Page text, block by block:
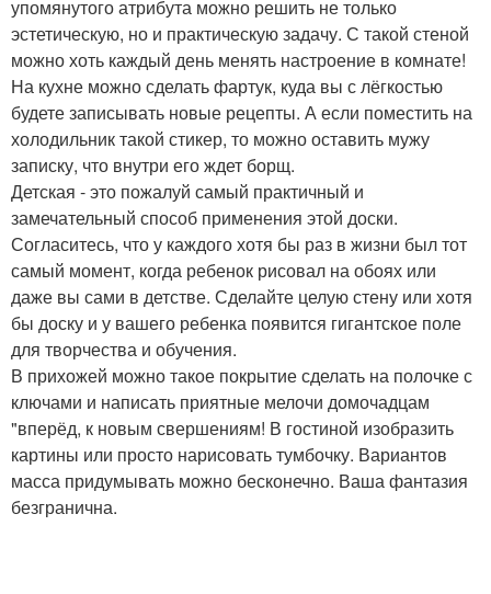
упомянутого атрибута можно решить не только
эстетическую, но и практическую задачу. С такой стеной
можно хоть каждый день менять настроение в комнате!
На кухне можно сделать фартук, куда вы с лёгкостью
будете записывать новые рецепты. А если поместить на
холодильник такой стикер, то можно оставить мужу
записку, что внутри его ждет борщ.
Детская - это пожалуй самый практичный и
замечательный способ применения этой доски.
Согласитесь, что у каждого хотя бы раз в жизни был тот
самый момент, когда ребенок рисовал на обоях или
даже вы сами в детстве. Сделайте целую стену или хотя
бы доску и у вашего ребенка появится гигантское поле
для творчества и обучения.
В прихожей можно такое покрытие сделать на полочке с
ключами и написать приятные мелочи домочадцам
"вперёд, к новым свершениям! В гостиной изобразить
картины или просто нарисовать тумбочку. Вариантов
масса придумывать можно бесконечно. Ваша фантазия
безгранична.